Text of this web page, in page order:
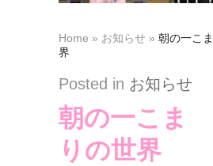
Home » お知らせ » 朝の一こ
界
Posted in お知らせ
朝の一こま
りの世界